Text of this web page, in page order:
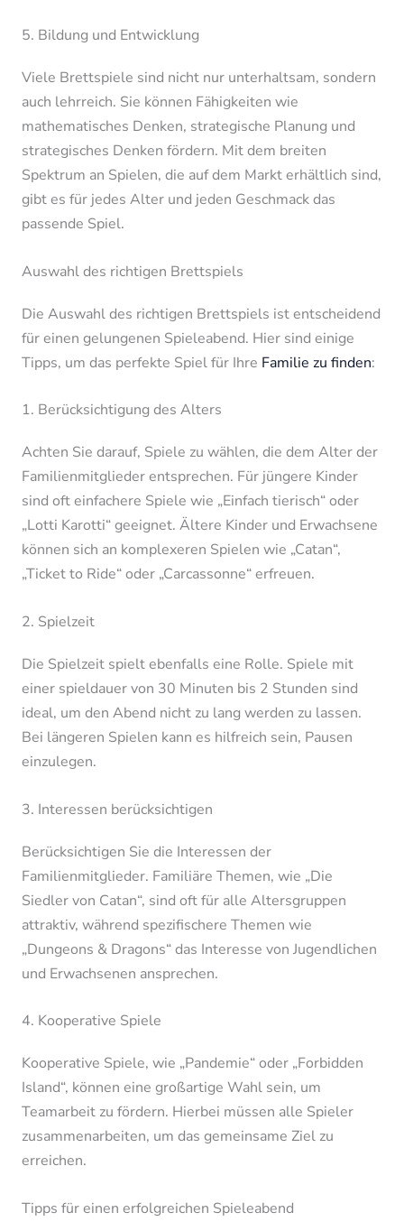
5. Bildung und Entwicklung
Viele Brettspiele sind nicht nur unterhaltsam, sondern
auch lehrreich. Sie können Fähigkeiten wie
mathematisches Denken, strategische Planung und
strategisches Denken fördern. Mit dem breiten
Spektrum an Spielen, die auf dem Markt erhältlich sind,
gibt es für jedes Alter und jeden Geschmack das
passende Spiel.
Auswahl des richtigen Brettspiels
Die Auswahl des richtigen Brettspiels ist entscheidend
für einen gelungenen Spieleabend. Hier sind einige
Tipps, um das perfekte Spiel für Ihre Familie zu finden:
1. Berücksichtigung des Alters
Achten Sie darauf, Spiele zu wählen, die dem Alter der
Familienmitglieder entsprechen. Für jüngere Kinder
sind oft einfachere Spiele wie „Einfach tierisch“ oder
„Lotti Karotti“ geeignet. Ältere Kinder und Erwachsene
können sich an komplexeren Spielen wie „Catan“,
„Ticket to Ride“ oder „Carcassonne“ erfreuen.
2. Spielzeit
Die Spielzeit spielt ebenfalls eine Rolle. Spiele mit
einer spieldauer von 30 Minuten bis 2 Stunden sind
ideal, um den Abend nicht zu lang werden zu lassen.
Bei längeren Spielen kann es hilfreich sein, Pausen
einzulegen.
3. Interessen berücksichtigen
Berücksichtigen Sie die Interessen der
Familienmitglieder. Familiäre Themen, wie „Die
Siedler von Catan“, sind oft für alle Altersgruppen
attraktiv, während spezifischere Themen wie
„Dungeons & Dragons“ das Interesse von Jugendlichen
und Erwachsenen ansprechen.
4. Kooperative Spiele
Kooperative Spiele, wie „Pandemie“ oder „Forbidden
Island“, können eine großartige Wahl sein, um
Teamarbeit zu fördern. Hierbei müssen alle Spieler
zusammenarbeiten, um das gemeinsame Ziel zu
erreichen.
Tipps für einen erfolgreichen Spieleabend